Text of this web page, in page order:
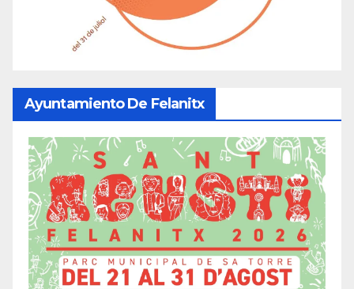
Ayuntamiento De Felanitx